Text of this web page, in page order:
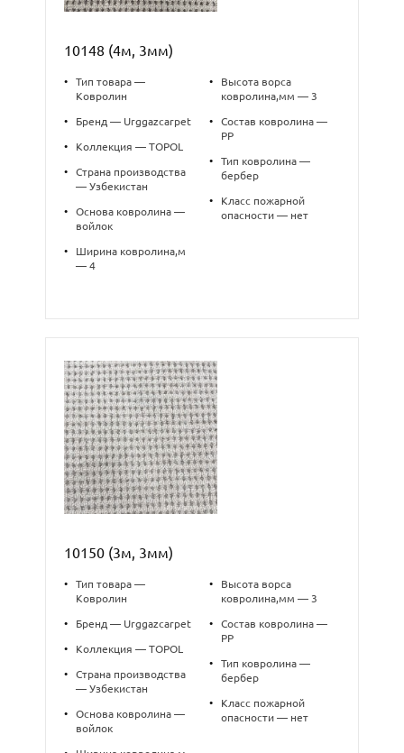
10148 (4м, 3мм)
•
Тип товара —
Ковролин
• Бренд — Urggazcarpet
• Коллекция — TOPOL
•
Страна производства
— Узбекистан
•
Основа ковролина —
войлок
•
Ширина ковролина,м
— 4
•
Высота ворса
ковролина,мм — 3
•
Состав ковролина —
PP
•
Тип ковролина —
бербер
•
Класс пожарной
опасности — нет
10150 (3м, 3мм)
•
Тип товара —
Ковролин
• Бренд — Urggazcarpet
• Коллекция — TOPOL
•
Страна производства
— Узбекистан
•
Основа ковролина —
войлок
•
Высота ворса
ковролина,мм — 3
•
Состав ковролина —
PP
•
Тип ковролина —
бербер
•
Класс пожарной
опасности — нет